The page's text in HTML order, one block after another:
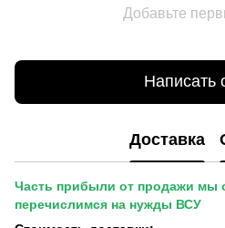
Добавьте
Написать
Доставка
Часть прибыли от продажи мы
перечислимся на нужды ВСУ